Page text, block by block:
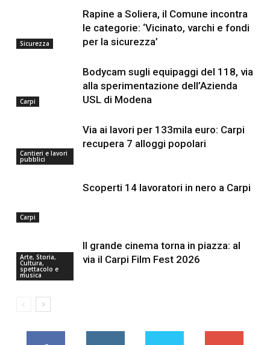
Sicurezza
Rapine a Soliera, il Comune incontra
le categorie: ‘Vicinato, varchi e fondi
per la sicurezza’
Carpi
Bodycam sugli equipaggi del 118, via
alla sperimentazione dell’Azienda
USL di Modena
Cantieri e lavori
pubblici
Via ai lavori per 133mila euro: Carpi
recupera 7 alloggi popolari
Carpi
Scoperti 14 lavoratori in nero a Carpi
Arte, Storia,
Cultura,
spettacolo e
musica
Il grande cinema torna in piazza: al
via il Carpi Film Fest 2026